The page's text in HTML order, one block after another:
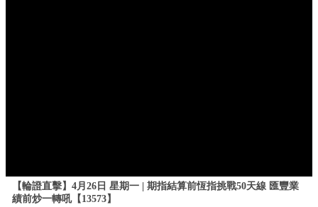
【輪證直擊】4月26日 星期一 | 期指結算前恆指挑戰50天線 匯豐業
績前炒一轉吼【13573】